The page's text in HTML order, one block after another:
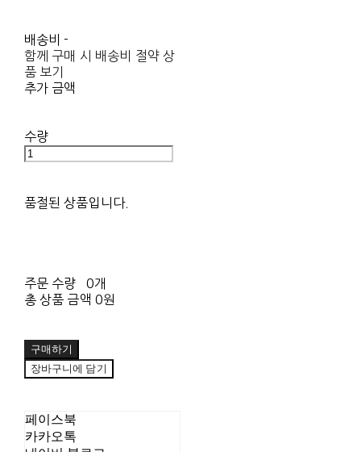
배송비-
함께 구매 시 배송비 절약 상
품 보기
추가 금액
수량
품절된 상품입니다.
주문 수량
0개
총 상품 금액 0원
구매하기
장바구니에 담기
페이스북
카카오톡